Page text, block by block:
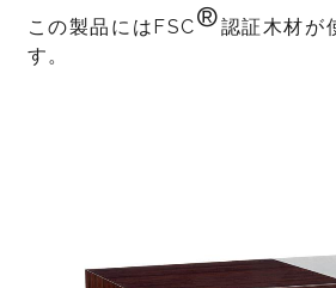
この製品にはFSC®認証木材が
す。